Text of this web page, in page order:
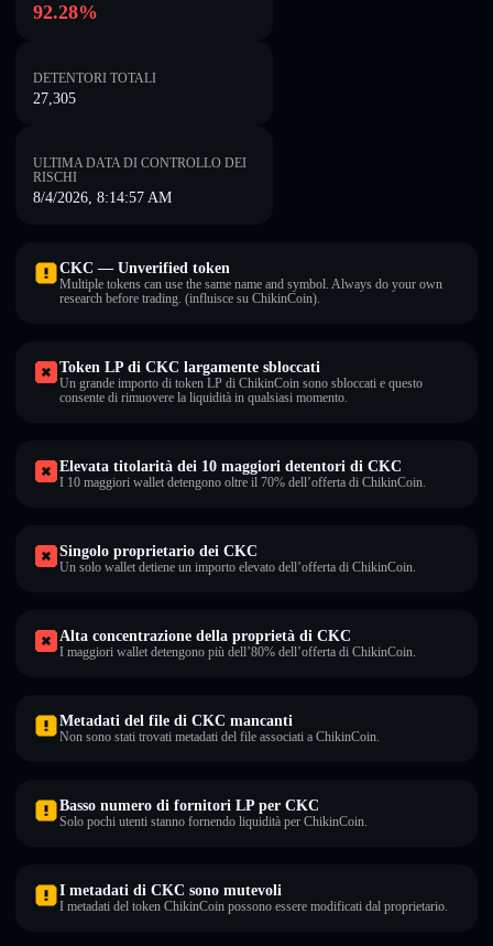
92.28%
DETENTORI TOTALI
27,305
ULTIMA DATA DI CONTROLLO DEI
RISCHI
8/4/2026, 8:14:57 AM
CKC — Unverified token
Multiple tokens can use the same name and symbol. Always do your own
research before trading. (influisce su ChikinCoin).
Token LP di CKC largamente sbloccati
Un grande importo di token LP di ChikinCoin sono sbloccati e questo
consente di rimuovere la liquidità in qualsiasi momento.
Elevata titolarità dei 10 maggiori detentori di CKC
I 10 maggiori wallet detengono oltre il 70% dell’offerta di ChikinCoin.
Singolo proprietario dei CKC
Un solo wallet detiene un importo elevato dell’offerta di ChikinCoin.
Alta concentrazione della proprietà di CKC
I maggiori wallet detengono più dell’80% dell’offerta di ChikinCoin.
Metadati del file di CKC mancanti
Non sono stati trovati metadati del file associati a ChikinCoin.
Basso numero di fornitori LP per CKC
Solo pochi utenti stanno fornendo liquidità per ChikinCoin.
I metadati di CKC sono mutevoli
I metadati del token ChikinCoin possono essere modificati dal proprietario.